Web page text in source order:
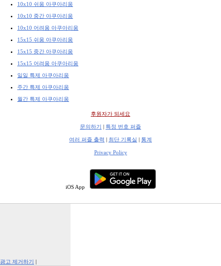
10x10 쉬움 아쿠아리움
10x10 중간 아쿠아리움
10x10 어려움 아쿠아리움
15x15 쉬움 아쿠아리움
15x15 중간 아쿠아리움
15x15 어려움 아쿠아리움
일일 특제 아쿠아리움
주간 특제 아쿠아리움
월간 특제 아쿠아리움
후원자가 되세요
문의하기 | 특정 번호 퍼즐
여러 퍼즐 출력 | 최단 기록실 | 통계
Privacy Policy
iOS App
광고 제거하기 |